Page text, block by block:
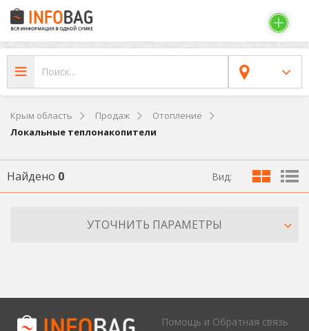
Крым область Продаж
Отопление
Локальные теплонакопители
Найдено 0 Вид:
УТОЧНИТЬ ПАРАМЕТРЫ
Помощь и Обратная связь